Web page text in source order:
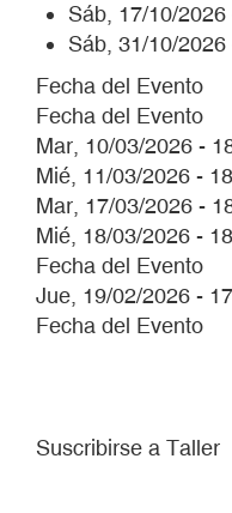
Sáb, 17/10/
Sáb, 31/10/
Fecha del Evento
Fecha del Evento
Mar, 10/03/2026 -
Mié, 11/03/2026 -
Mar, 17/03/2026 -
Mié, 18/03/2026 -
Fecha del Evento
Jue, 19/02/2026 -
Fecha del Evento
Suscribirse a Taller